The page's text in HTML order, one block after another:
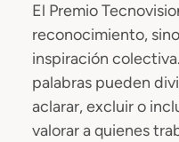
El Premio
reconocimiento,
inspiración
palabras pueden
aclarar, excluir o
valorar a quienes